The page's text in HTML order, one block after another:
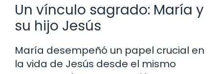
Un vínculo sagrado: María y
su hijo Jesús
María desempeñó un papel crucial en
la vida de Jesús desde el mismo